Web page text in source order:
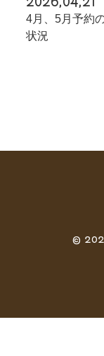
4月、5月予約
状況
©